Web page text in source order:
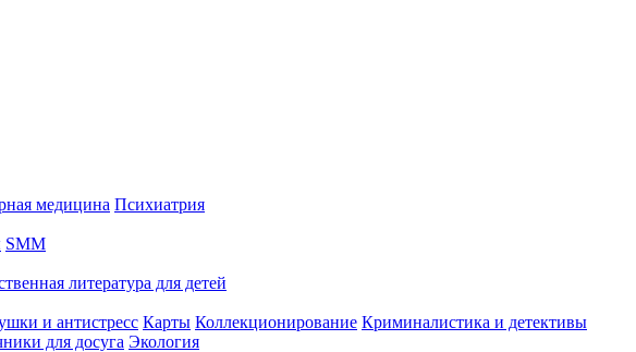
медицина Психиатрия
SMM
литература для детей
и антистресс Карты Коллекционирование Криминалистика и детективы
для досуга Экология